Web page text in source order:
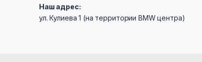
Наш адрес:
ул. Кулиева 1 (на территории BMW центра)